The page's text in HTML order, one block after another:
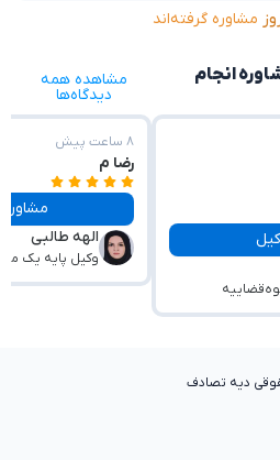
مشاوره گرفته‌اند
از ۲۵۲,۵۷۰ مشاوره انجام
مشاهده همه
دیدگاه‌ها
۸ ساعت پیش
رضا م
مشاوره با این
الهه طالبی
وکیل پایه یک
دیه تصادف